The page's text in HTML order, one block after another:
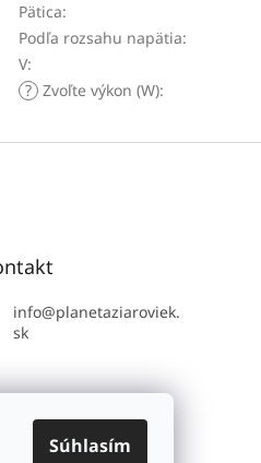
Súhlasím
Pätica:
Podľa rozsahu napätia:
V:
? Zvoľte výkon (W):
info@planetaziaroviek.
sk